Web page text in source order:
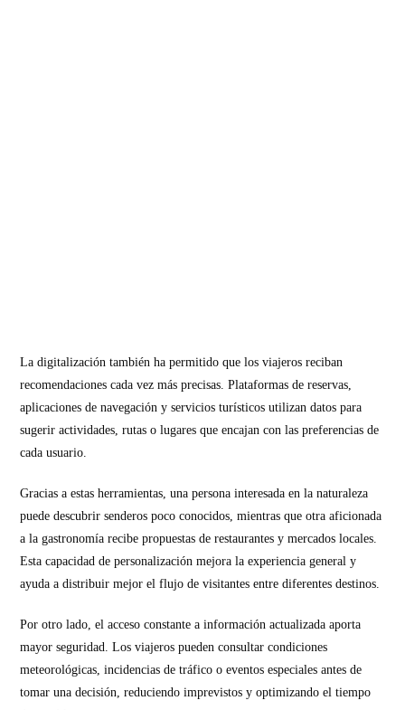
La digitalización también ha permitido que los viajeros reciban
recomendaciones cada vez más precisas. Plataformas de reservas,
aplicaciones de navegación y servicios turísticos utilizan datos para
sugerir actividades, rutas o lugares que encajan con las preferencias de
cada usuario.
Gracias a estas herramientas, una persona interesada en la naturaleza
puede descubrir senderos poco conocidos, mientras que otra aficionada
a la gastronomía recibe propuestas de restaurantes y mercados locales.
Esta capacidad de personalización mejora la experiencia general y
ayuda a distribuir mejor el flujo de visitantes entre diferentes destinos.
Por otro lado, el acceso constante a información actualizada aporta
mayor seguridad. Los viajeros pueden consultar condiciones
meteorológicas, incidencias de tráfico o eventos especiales antes de
tomar una decisión, reduciendo imprevistos y optimizando el tiempo